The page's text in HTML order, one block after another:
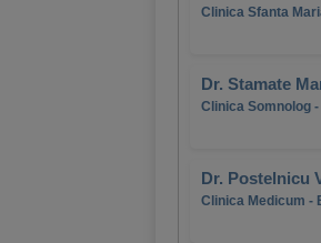
Clinica Sfanta
Dr. Stamate
Clinica Somnolog
Dr. Postelnicu
Clinica Medicum -